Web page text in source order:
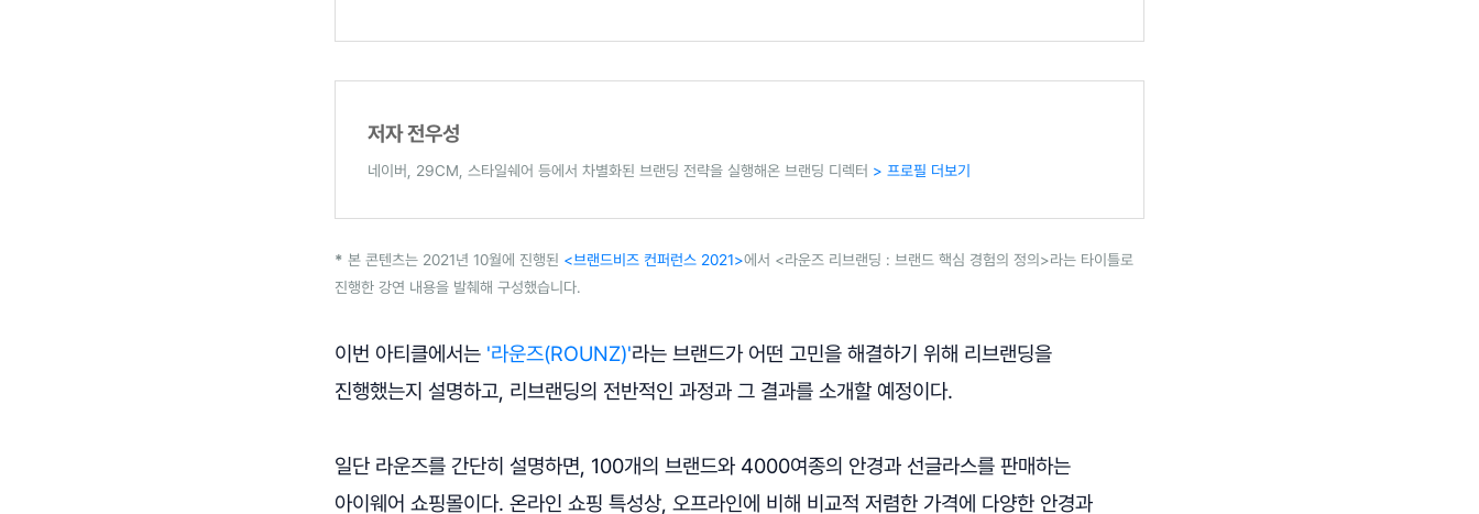
저자 전우성
네이버, 29CM, 스타일쉐어 등에서 차별화된 브랜딩 전략을 실행해온 브랜딩 디렉터 > 프로필 더보기
* 본 콘텐츠는 2021년 10월에 진행된 <브랜드비즈 컨퍼런스 2021>에서 <라운즈 리브랜딩 : 브랜드 핵심 경험의 정의>라는 타이틀로
진행한 강연 내용을 발췌해 구성했습니다.
이번 아티클에서는 '라운즈(ROUNZ)'라는 브랜드가 어떤 고민을 해결하기 위해 리브랜딩을
진행했는지 설명하고, 리브랜딩의 전반적인 과정과 그 결과를 소개할 예정이다.
일단 라운즈를 간단히 설명하면, 100개의 브랜드와 4000여종의 안경과 선글라스를 판매하는
아이웨어 쇼핑몰이다. 온라인 쇼핑 특성상, 오프라인에 비해 비교적 저렴한 가격에 다양한 안경과